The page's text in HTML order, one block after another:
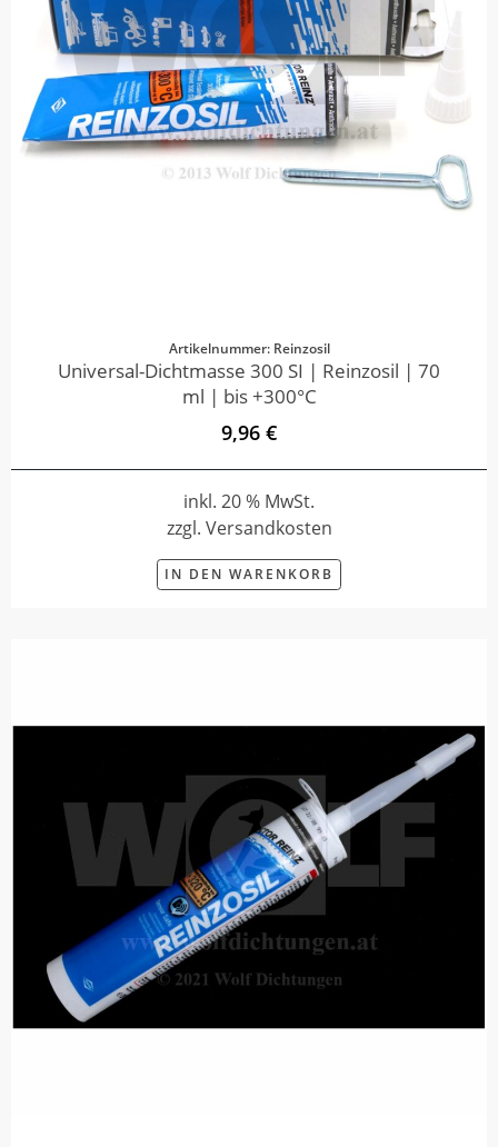
Artikelnummer: Reinzosil
Universal-Dichtmasse 300 SI | Reinzosil | 70
ml | bis +300°C
9,96 €
inkl. 20 % MwSt.
zzgl. Versandkosten
IN DEN WARENKORB